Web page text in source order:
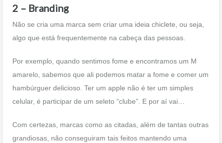
2 – Branding
Não se cria uma marca sem criar uma ideia chiclete, ou seja,
algo que está frequentemente na cabeça das pessoas.
Por exemplo, quando sentimos fome e encontramos um M
amarelo, sabemos que ali podemos matar a fome e comer um
hambúrguer delicioso. Ter um apple não é ter um simples
celular, é participar de um seleto “clube”. E por aí vai…
Com certezas, marcas como as citadas, além de tantas outras
grandiosas, não conseguiram tais feitos mantendo uma